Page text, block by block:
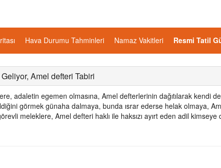
Hava Durumu Tahminleri Namaz Vakitleri Resmi Tatil
Amel defteri Tabiri
adaletin egemen olmasına, Amel defterlerinin dağıtılarak kendi
görmek günaha dalmaya, bunda ısrar ederse helak olmaya,
meleklere, Amel defteri haklı ile haksızı ayırt eden adil kimseye